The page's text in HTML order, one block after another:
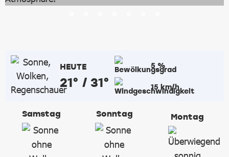
HEUTE
21° / 31°
5 %
15 km/h
Samstag Sonntag Montag